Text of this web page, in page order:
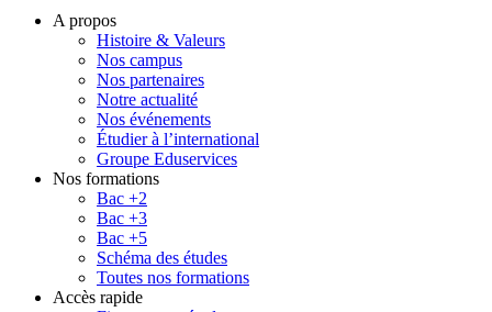
A propos
Histoire & Valeurs
Nos campus
Nos partenaires
Notre actualité
Nos événements
Étudier à l’international
Groupe Eduservices
Nos formations
Bac +2
Bac +3
Bac +5
Schéma des études
Toutes nos formations
Accès rapide